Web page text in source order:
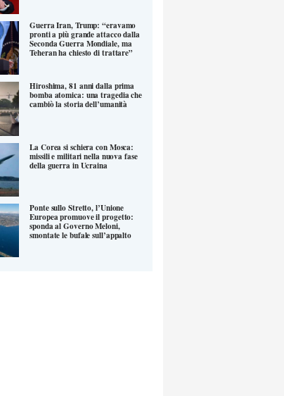
Guerra Iran, Trump: “eravamo
pronti a più grande attacco dalla
Seconda Guerra Mondiale, ma
Teheran ha chiesto di trattare”
Hiroshima, 81 anni dalla prima
bomba atomica: una tragedia che
cambiò la storia dell’umanità
La Corea si schiera con Mosca:
missili e militari nella nuova fase
della guerra in Ucraina
Ponte sullo Stretto, l’Unione
Europea promuove il progetto:
sponda al Governo Meloni,
smontate le bufale sull’appalto